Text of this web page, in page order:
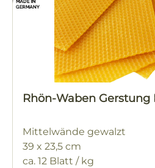
Rhön-Waben Gerstung
Mittelwände gewalzt
39 x 23,5 cm
ca. 12 Blatt / kg